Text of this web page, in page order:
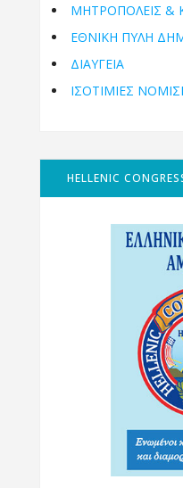
ΜΗΤΡΟΠΌΛΕΙΣ &
ΕΘΝΙΚΉ ΠΎΛΗ
ΔΙΑΥΓΕΙΑ
ΙΣΟΤΙΜΙΕΣ
HELLENIC